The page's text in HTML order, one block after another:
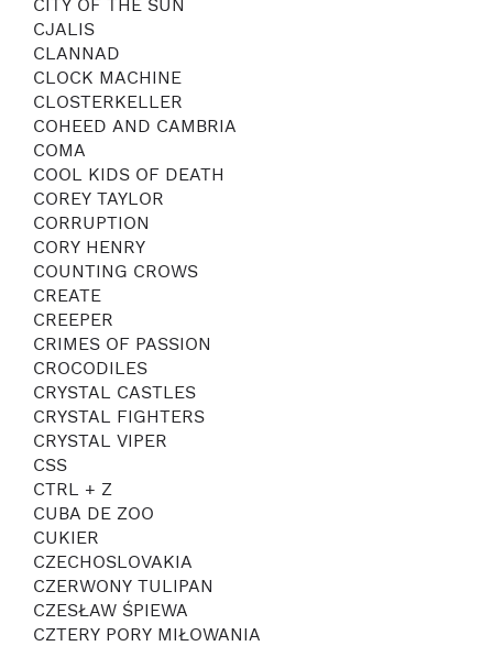
CITY OF THE SUN
CJALIS
CLANNAD
CLOCK MACHINE
CLOSTERKELLER
COHEED AND CAMBRIA
COMA
COOL KIDS OF DEATH
COREY TAYLOR
CORRUPTION
CORY HENRY
COUNTING CROWS
CREATE
CREEPER
CRIMES OF PASSION
CROCODILES
CRYSTAL CASTLES
CRYSTAL FIGHTERS
CRYSTAL VIPER
CSS
CTRL + Z
CUBA DE ZOO
CUKIER
CZECHOSLOVAKIA
CZERWONY TULIPAN
CZESŁAW ŚPIEWA
CZTERY PORY MIŁOWANIA